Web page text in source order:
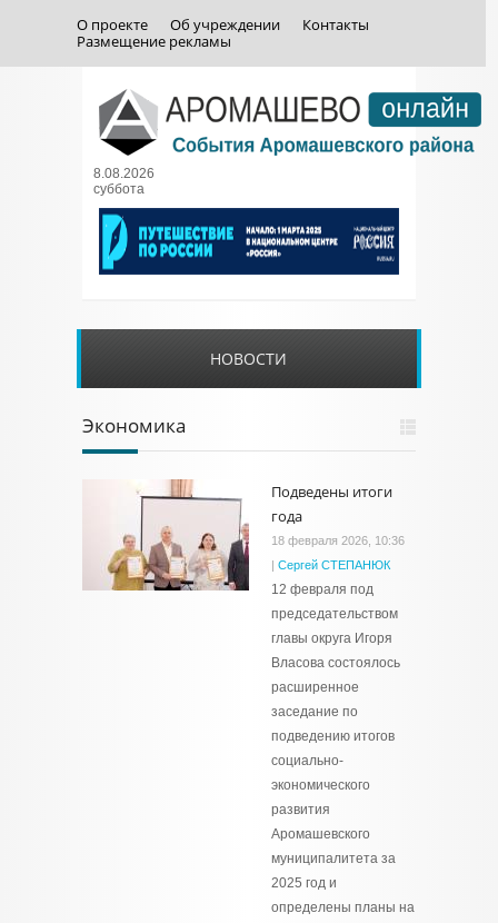
О проекте Об учреждении
Контакты
Размещение рекламы
8.08.2026
суббота
НОВОСТИ
Экономика
Подведены итоги
года
18 февраля 2026, 10:36
| Сергей СТЕПАНЮК
12 февраля под
председательством
главы округа Игоря
Власова состоялось
расширенное
заседание по
подведению итогов
социально-
экономического
развития
Аромашевского
муниципалитета за
2025 год и
определены планы на